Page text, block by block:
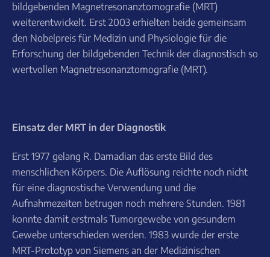
bildgebenden Magnetresonanztomografie (MRT)
weiterentwickelt. Erst 2003 erhielten beide gemeinsam
den Nobelpreis für Medizin und Physiologie für die
Erforschung der bildgebenden Technik der diagnostisch so
wertvollen Magnetresonanztomografie (MRT).
Einsatz der MRT in der Diagnostik
Erst 1977 gelang R. Damadian das erste Bild des
menschlichen Körpers. Die Auflösung reichte noch nicht
für eine diagnostische Verwendung und die
Aufnahmezeiten betrugen noch mehrere Stunden. 1981
konnte damit erstmals Tumorgewebe von gesundem
Gewebe unterschieden werden. 1983 wurde der erste
MRT-Prototyp von Siemens an der Medizinischen